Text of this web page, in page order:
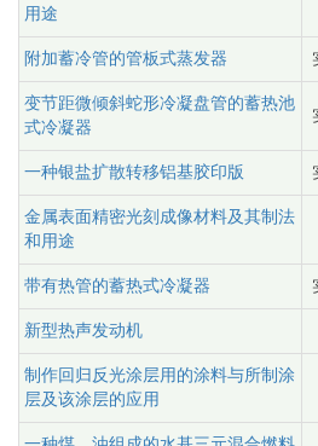
用途
附加蓄冷管的管板式蒸发器
变节距微倾斜蛇形冷凝盘管的蓄热池
式冷凝器
一种银盐扩散转移铝基胶印版
金属表面精密光刻成像材料及其制法
和用途
带有热管的蓄热式冷凝器
新型热声发动机
制作回归反光涂层用的涂料与所制涂
层及该涂层的应用